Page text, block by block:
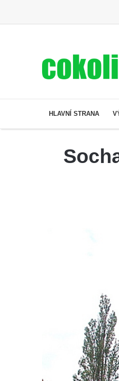
HLAVNÍ STRANA